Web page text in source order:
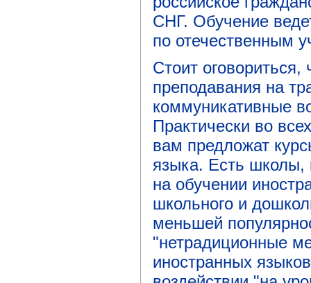
СНГ. Обучение
по отечественным
Стоит оговориться,
преподавания на
коммуникативные
Практически во
вам предложат
языка. Есть школы,
на обучении
школьного и
меньшей
"нетрадиционные
иностранных